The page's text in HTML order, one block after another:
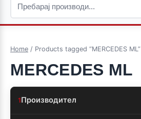
Home / Products tagged “MERCEDES ML”
MERCEDES ML
1Производител